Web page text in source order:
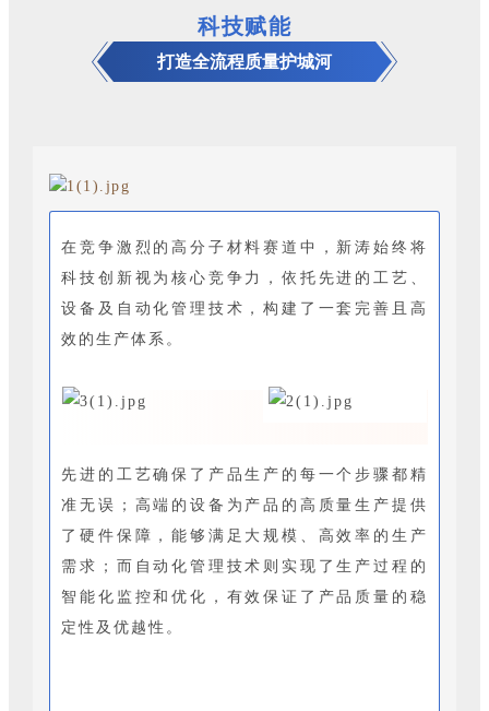
科技赋能
打造全流程质量护城河
在竞争激烈的高分子材料赛道中，新涛始终将
科技创新视为核心竞争力，依托先进的工艺、
设备及自动化管理技术，构建了一套完善且高
效的生产体系。
先进的工艺确保了产品生产的每一个步骤都精
准无误；高端的设备为产品的高质量生产提供
了硬件保障，能够满足大规模、高效率的生产
需求；而自动化管理技术则实现了生产过程的
智能化监控和优化，有效保证了产品质量的稳
定性及优越性。